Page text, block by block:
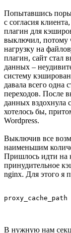
Попытавшись
с согласия
плагин для
выключил, потому
нагрузку на
плагин, сайт стал
данных –
систему
давала всего одна
переходов. После
данных вздохнула
хотелось бы,
Wordpress.
Выключив все
наименьшим
Пришлось идти
принудительное
nginx. Для этого я
В нужную нам